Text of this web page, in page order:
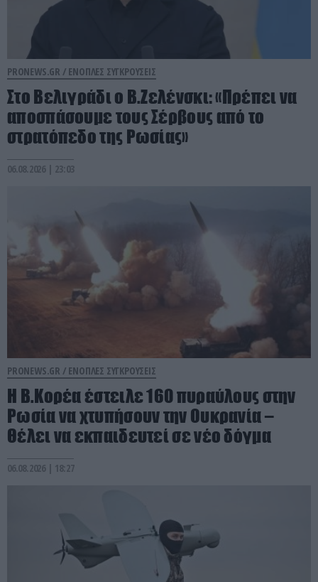
PRONEWS.GR / ΕΝΟΠΛΕΣ ΣΥΓΚΡΟΥΣΕΙΣ
Στο Βελιγράδι ο Β.Ζελένσκι: «Πρέπει να
αποσπάσουμε τους Σέρβους από το
στρατόπεδο της Ρωσίας»
06.08.2026 | 23:03
PRONEWS.GR / ΕΝΟΠΛΕΣ ΣΥΓΚΡΟΥΣΕΙΣ
Η Β.Κορέα έστειλε 160 πυραύλους στην
Ρωσία να χτυπήσουν την Ουκρανία –
Θέλει να εκπαιδευτεί σε νέο δόγμα
06.08.2026 | 18:27